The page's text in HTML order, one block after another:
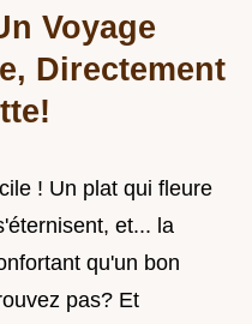
Voyage
Directement
! Un plat qui fleure
et... la
qu'un bon
pas? Et